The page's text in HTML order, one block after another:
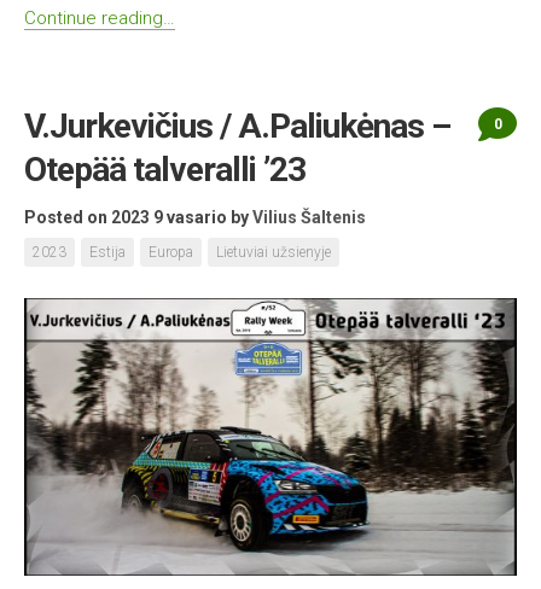
Continue reading…
V.Jurkevičius / A.Paliukėnas –
Otepää talveralli ’23
Posted on 2023 9 vasario byVilius Šaltenis
2023 Estija Europa Lietuviai užsienyje
0